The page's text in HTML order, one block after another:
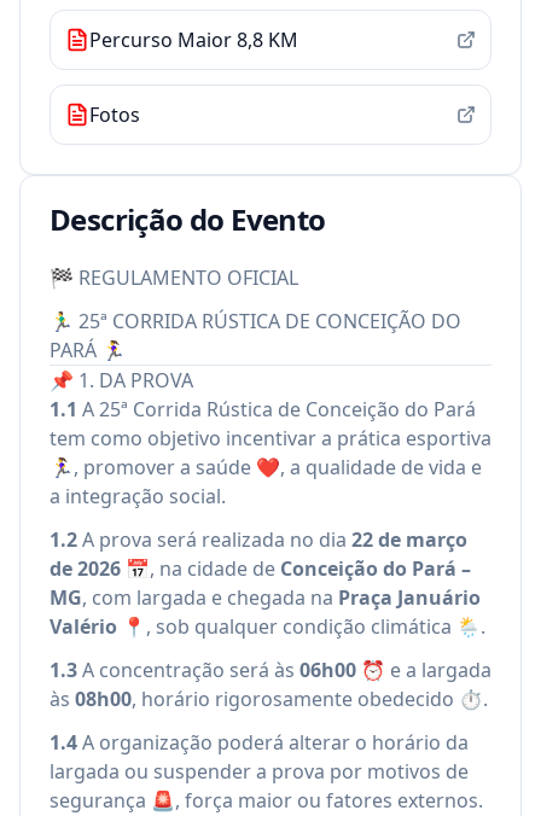
Percurso Maior 8,8 KM
Fotos
Descrição do Evento
🏁 REGULAMENTO OFICIAL
🏃‍♂️ 25ª CORRIDA RÚSTICA DE CONCEIÇÃO DO
PARÁ 🏃‍♀️
📌 1. DA PROVA
1.1 A 25ª Corrida Rústica de Conceição do Pará
tem como objetivo incentivar a prática esportiva
🏃‍♀️, promover a saúde ❤️, a qualidade de vida e
a integração social.
1.2A prova será realizada no dia 22 de março
de 2026 📅, na cidade de Conceição do Pará –
MG, com largada e chegada na Praça Januário
Valério 📍, sob qualquer condição climática 🌦️.
1.3A concentração será às 06h00 ⏰ e a largada
às 08h00, horário rigorosamente obedecido ⏱️.
1.4A organização poderá alterar o horário da
largada ou suspender a prova por motivos de
segurança 🚨, força maior ou fatores externos.